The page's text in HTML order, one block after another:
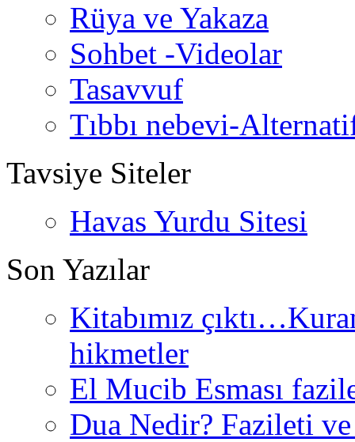
Rüya ve Yakaza
Sohbet -Videolar
Tasavvuf
Tıbbı nebevi-
Tavsiye Siteler
Havas Yurdu Sitesi
Son Yazılar
Kitabımız
hikmetler
El Mucib Esması
Dua Nedir? Fazileti